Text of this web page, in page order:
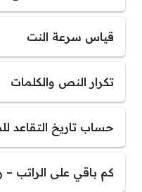
قياس سرعة النت
تكرار النص والكلمات
حساب تاريخ التقاعد
كم باقي على الراتب –